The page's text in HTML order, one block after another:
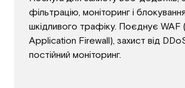
фільтрацію, моніторинг і блокування
шкідливого трафіку. Поєднує WAF
Application Firewall), захист від
постійний моніторинг.